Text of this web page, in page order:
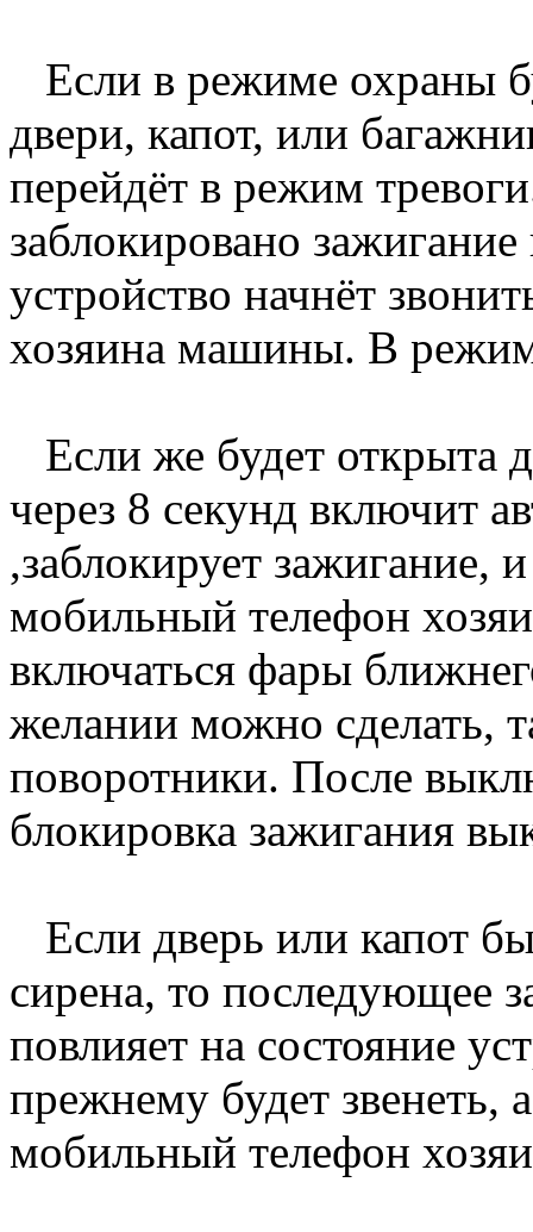
Если в режиме охраны
двери, капот, или
перейдёт в режим
заблокировано
устройство начнёт
хозяина машины. В
Если же будет открыта
через 8 секунд включит
,заблокирует зажигание,
мобильный телефон
включаться фары
желании можно сделать,
поворотники. После
блокировка зажигания
Если дверь или капот
сирена, то последующее
повлияет на состояние
прежнему будет звенеть,
мобильный телефон